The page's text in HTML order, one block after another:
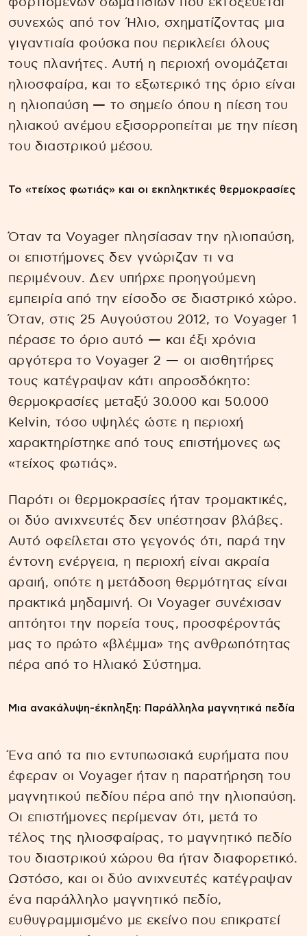
συνεχώς από τον Ήλιο, σχηματίζοντας μια
γιγαντιαία φούσκα που περικλείει όλους
τους πλανήτες. Αυτή η περιοχή ονομάζεται
ηλιοσφαίρα, και το εξωτερικό της όριο είναι
η ηλιοπαύση — το σημείο όπου η πίεση του
ηλιακού ανέμου εξισορροπείται με την πίεση
του διαστρικού μέσου.
Το «τείχος φωτιάς» και οι εκπληκτικές θερμοκρασίες
Όταν τα Voyager πλησίασαν την ηλιοπαύση,
οι επιστήμονες δεν γνώριζαν τι να
περιμένουν. Δεν υπήρχε προηγούμενη
εμπειρία από την είσοδο σε διαστρικό χώρο.
Όταν, στις 25 Αυγούστου 2012, το Voyager 1
πέρασε το όριο αυτό — και έξι χρόνια
αργότερα το Voyager 2 — οι αισθητήρες
τους κατέγραψαν κάτι απροσδόκητο:
θερμοκρασίες μεταξύ 30.000 και 50.000
Kelvin, τόσο υψηλές ώστε η περιοχή
χαρακτηρίστηκε από τους επιστήμονες ως
«τείχος φωτιάς».
Παρότι οι θερμοκρασίες ήταν τρομακτικές,
οι δύο ανιχνευτές δεν υπέστησαν βλάβες.
Αυτό οφείλεται στο γεγονός ότι, παρά την
έντονη ενέργεια, η περιοχή είναι ακραία
αραιή, οπότε η μετάδοση θερμότητας είναι
πρακτικά μηδαμινή. Οι Voyager συνέχισαν
απτόητοι την πορεία τους, προσφέροντάς
μας το πρώτο «βλέμμα» της ανθρωπότητας
πέρα από το Ηλιακό Σύστημα.
Μια ανακάλυψη-έκπληξη: Παράλληλα μαγνητικά πεδία
Ένα από τα πιο εντυπωσιακά ευρήματα που
έφεραν οι Voyager ήταν η παρατήρηση του
μαγνητικού πεδίου πέρα από την ηλιοπαύση.
Οι επιστήμονες περίμεναν ότι, μετά το
τέλος της ηλιοσφαίρας, το μαγνητικό πεδίο
του διαστρικού χώρου θα ήταν διαφορετικό.
Ωστόσο, και οι δύο ανιχνευτές κατέγραψαν
ένα παράλληλο μαγνητικό πεδίο,
ευθυγραμμισμένο με εκείνο που επικρατεί